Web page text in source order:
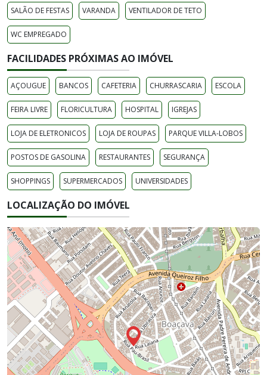
SALÃO DE FESTAS VARANDA VENTILADOR DE TETO
WC EMPREGADO
FACILIDADES PRÓXIMAS AO IMÓVEL
AÇOUGUE BANCOS CAFETERIA CHURRASCARIA ESCOLA
FEIRA LIVRE FLORICULTURA HOSPITAL IGREJAS
LOJA DE ELETRONICOS LOJA DE ROUPAS PARQUE VILLA-LOBOS
POSTOS DE GASOLINA RESTAURANTES SEGURANÇA
SHOPPINGS SUPERMERCADOS UNIVERSIDADES
LOCALIZAÇÃO DO IMÓVEL